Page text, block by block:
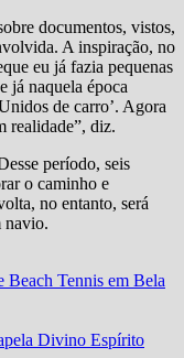
documentos, vistos,
A inspiração, no
eu já fazia pequenas
já naquela época
de carro’. Agora
realidade”, diz.
período, seis
o caminho e
no entanto, será
navio.
Beach Tennis em Bela
Divino Espírito